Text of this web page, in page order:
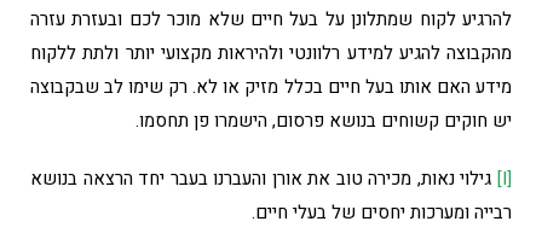
להרגיע לקוח שמתלונן על בעל חיים שלא מוכר לכם ובעזרת עזרה
מהקבוצה להגיע למידע רלוונטי ולהיראות מקצועי יותר ולתת ללקוח
מידע האם אותו בעל חיים בכלל מזיק או לא. רק שימו לב שבקבוצה
יש חוקים קשוחים בנושא פרסום, הישמרו פן תחסמו.
[i] גילוי נאות, מכירה טוב את אורן והעברנו בעבר יחד הרצאה בנושא
רבייה ומערכות יחסים של בעלי חיים.